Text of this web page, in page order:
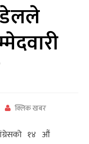
क्लिक खबर
१४ औं